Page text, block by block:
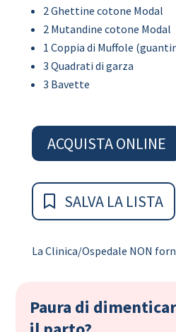
2 Ghettine cotone Modal
2 Mutandine cotone Modal
1 Coppia di Muffole
3 Quadrati di garza
3 Bavette
ACQUISTA ONLINE
SALVA LA LISTA
La Clinica/Ospedale NON
Paura di